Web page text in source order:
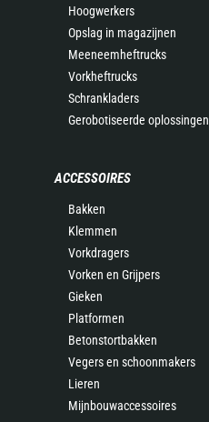
Hoogwerkers
Opslag in magazijnen
Meeneemheftrucks
Vorkheftrucks
Schrankladers
Gerobotiseerde oplossingen
ACCESSOIRES
Bakken
Klemmen
Vorkdragers
Vorken en Grijpers
Gieken
Platformen
Betonstortbakken
Vegers en schoonmakers
Lieren
Mijnbouwaccessoires